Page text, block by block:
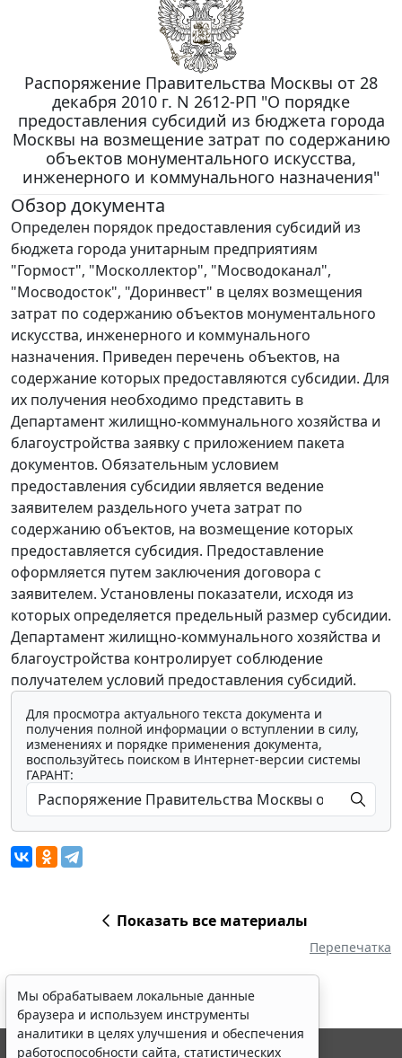
Распоряжение Правительства Москвы от 28
декабря 2010 г. N 2612-РП "О порядке
предоставления субсидий из бюджета города
Москвы на возмещение затрат по содержанию
объектов монументального искусства,
инженерного и коммунального назначения"
Обзор документа
Определен порядок предоставления субсидий из
бюджета города унитарным предприятиям
"Гормост", "Москоллектор", "Мосводоканал",
"Мосводосток", "Доринвест" в целях возмещения
затрат по содержанию объектов монументального
искусства, инженерного и коммунального
назначения. Приведен перечень объектов, на
содержание которых предоставляются субсидии. Для
их получения необходимо представить в
Департамент жилищно-коммунального хозяйства и
благоустройства заявку с приложением пакета
документов. Обязательным условием
предоставления субсидии является ведение
заявителем раздельного учета затрат по
содержанию объектов, на возмещение которых
предоставляется субсидия. Предоставление
оформляется путем заключения договора с
заявителем. Установлены показатели, исходя из
которых определяется предельный размер субсидии.
Департамент жилищно-коммунального хозяйства и
благоустройства контролирует соблюдение
получателем условий предоставления субсидий.
Для просмотра актуального текста документа и
получения полной информации о вступлении в силу,
изменениях и порядке применения документа,
воспользуйтесь поиском в Интернет-версии системы
ГАРАНТ:
Показать все материалы
Перепечатка
Мы обрабатываем локальные данные
браузера и используем инструменты
аналитики в целях улучшения и обеспечения
работоспособности сайта, статистических